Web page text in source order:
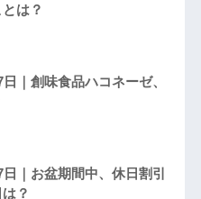
は？
｜創味食品ハコネーゼ、
｜お盆期間中、休日割引
？